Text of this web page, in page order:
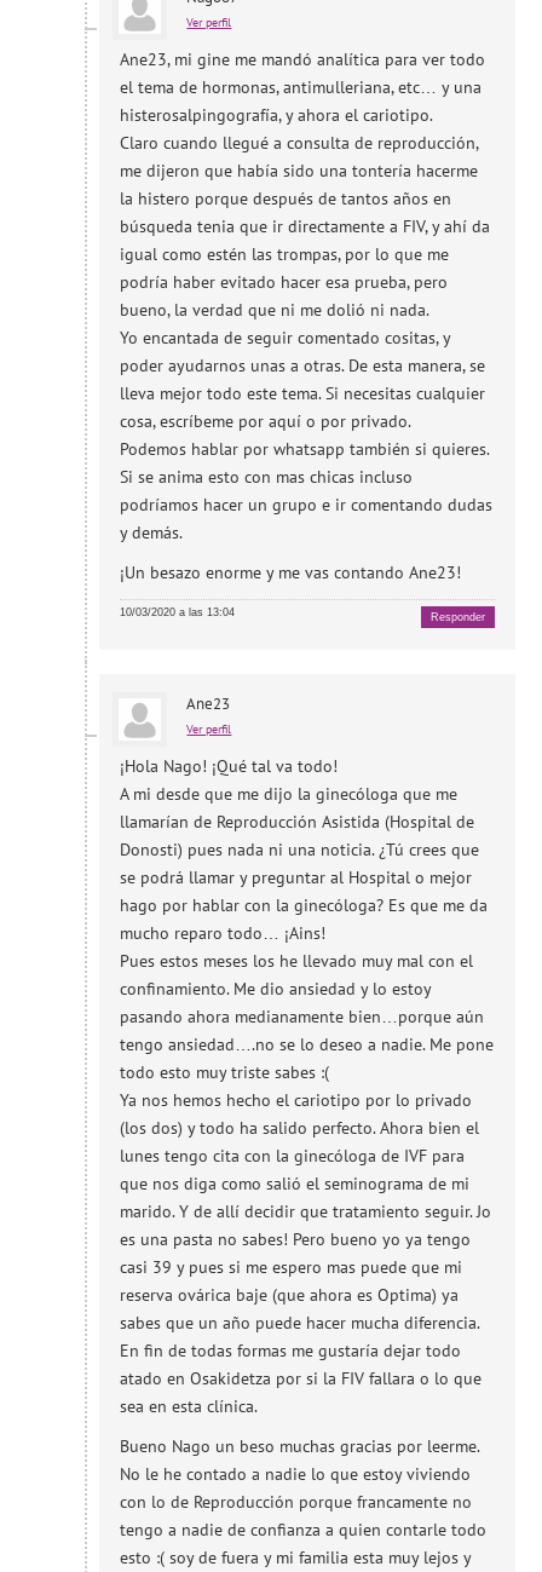
Ver perfil
Ane23, mi gine me mandó analítica para ver todo
el tema de hormonas, antimulleriana, etc… y una
histerosalpingografía, y ahora el cariotipo.
Claro cuando llegué a consulta de reproducción,
me dijeron que había sido una tontería hacerme
la histero porque después de tantos años en
búsqueda tenia que ir directamente a FIV, y ahí da
igual como estén las trompas, por lo que me
podría haber evitado hacer esa prueba, pero
bueno, la verdad que ni me dolió ni nada.
Yo encantada de seguir comentado cositas, y
poder ayudarnos unas a otras. De esta manera, se
lleva mejor todo este tema. Si necesitas cualquier
cosa, escríbeme por aquí o por privado.
Podemos hablar por whatsapp también si quieres.
Si se anima esto con mas chicas incluso
podríamos hacer un grupo e ir comentando dudas
y demás.
¡Un besazo enorme y me vas contando Ane23!
10/03/2020 a las 13:04 Responder
Ane23
Ver perfil
¡Hola Nago! ¡Qué tal va todo!
A mi desde que me dijo la ginecóloga que me
llamarían de Reproducción Asistida (Hospital de
Donosti) pues nada ni una noticia. ¿Tú crees que
se podrá llamar y preguntar al Hospital o mejor
hago por hablar con la ginecóloga? Es que me da
mucho reparo todo… ¡Ains!
Pues estos meses los he llevado muy mal con el
confinamiento. Me dio ansiedad y lo estoy
pasando ahora medianamente bien…porque aún
tengo ansiedad….no se lo deseo a nadie. Me pone
todo esto muy triste sabes :(
Ya nos hemos hecho el cariotipo por lo privado
(los dos) y todo ha salido perfecto. Ahora bien el
lunes tengo cita con la ginecóloga de IVF para
que nos diga como salió el seminograma de mi
marido. Y de allí decidir que tratamiento seguir. Jo
es una pasta no sabes! Pero bueno yo ya tengo
casi 39 y pues si me espero mas puede que mi
reserva ovárica baje (que ahora es Optima) ya
sabes que un año puede hacer mucha diferencia.
En fin de todas formas me gustaría dejar todo
atado en Osakidetza por si la FIV fallara o lo que
sea en esta clínica.
Bueno Nago un beso muchas gracias por leerme.
No le he contado a nadie lo que estoy viviendo
con lo de Reproducción porque francamente no
tengo a nadie de confianza a quien contarle todo
esto :( soy de fuera y mi familia esta muy lejos y